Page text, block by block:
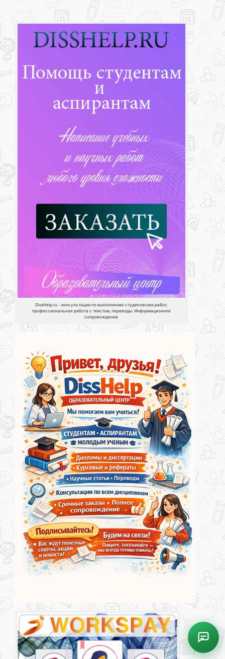
DissHelp.ru - консультации по выполнению студенческих работ,
профессиональная работа с текстом, переводы. Информационное
сопровождение